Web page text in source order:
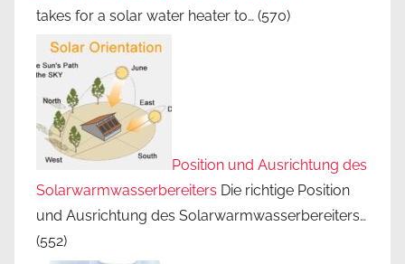
takes for a solar water heater to… (570)
Position und Ausrichtung des
Solarwarmwasserbereiters Die richtige Position
und Ausrichtung des Solarwarmwasserbereiters…
(552)